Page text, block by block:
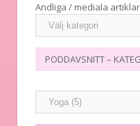
Andliga / mediala artiklar
PODDAVSNITT –